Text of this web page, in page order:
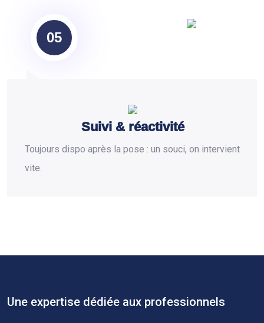
05
Suivi & réactivité
Toujours dispo après la pose : un souci, on intervient
vite.
Une expertise dédiée aux professionnels